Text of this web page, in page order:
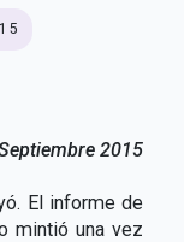
2015
El informe de
mintió una vez